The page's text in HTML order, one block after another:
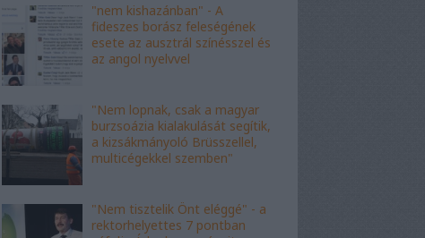
"nem kishazánban" - A
fideszes borász feleségének
esete az ausztrál színésszel és
az angol nyelvvel
"Nem lopnak, csak a magyar
burzsoázia kialakulását segítik,
a kizsákmányoló Brüsszellel,
multicégekkel szemben"
"Nem tisztelik Önt eléggé" - a
rektorhelyettes 7 pontban